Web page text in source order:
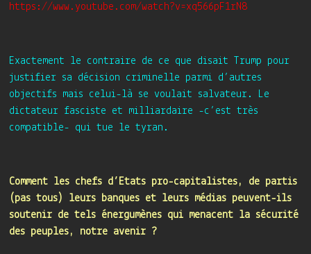
https://www.youtube.com/watch?v=xq566pF1rN8
Exactement le contraire de ce que disait Trump pour
justifier sa décision criminelle parmi d’autres
objectifs mais celui-là se voulait salvateur. Le
dictateur fasciste et milliardaire -c’est très
compatible- qui tue le tyran.
Comment les chefs d’Etats pro-capitalistes, de partis
(pas tous) leurs banques et leurs médias peuvent-ils
soutenir de tels énergumènes qui menacent la sécurité
des peuples, notre avenir ?